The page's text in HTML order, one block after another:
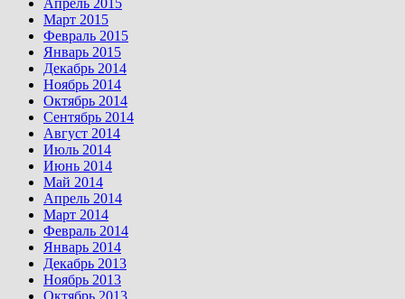
Апрель 2015
Март 2015
Февраль 2015
Январь 2015
Декабрь 2014
Ноябрь 2014
Октябрь 2014
Сентябрь 2014
Август 2014
Июль 2014
Июнь 2014
Май 2014
Апрель 2014
Март 2014
Февраль 2014
Январь 2014
Декабрь 2013
Ноябрь 2013